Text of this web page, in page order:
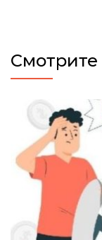
Смотрите